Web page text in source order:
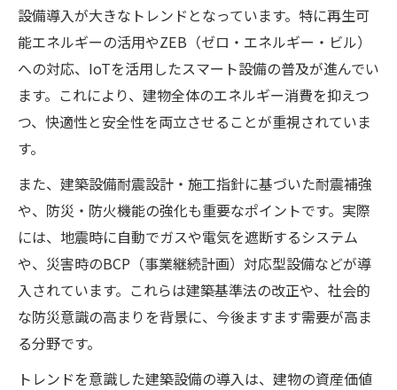
設備導入が大きなトレンドとなっています。特に再生可
能エネルギーの活用やZEB（ゼロ・エネルギー・ビル）
への対応、IoTを活用したスマート設備の普及が進んでい
ます。これにより、建物全体のエネルギー消費を抑えつ
つ、快適性と安全性を両立させることが重視されていま
す。
また、建築設備耐震設計・施工指針に基づいた耐震補強
や、防災・防火機能の強化も重要なポイントです。実際
には、地震時に自動でガスや電気を遮断するシステム
や、災害時のBCP（事業継続計画）対応型設備などが導
入されています。これらは建築基準法の改正や、社会的
な防災意識の高まりを背景に、今後ますます需要が高ま
る分野です。
トレンドを意識した建築設備の導入は、建物の資産価値